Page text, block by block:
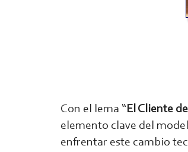
Con el lema “ El Cliente
elemento clave del
enfrentar este cambio